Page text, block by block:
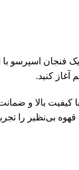
فنجان اسپرسو با
کنید.
کیفیت بالا و
قهوه بی‌نظیر را